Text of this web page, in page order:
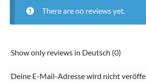
Meter
quantity
There are no reviews yet.
Show only reviews in Deutsch (0)
Deine E-Mail-Adresse wird nicht